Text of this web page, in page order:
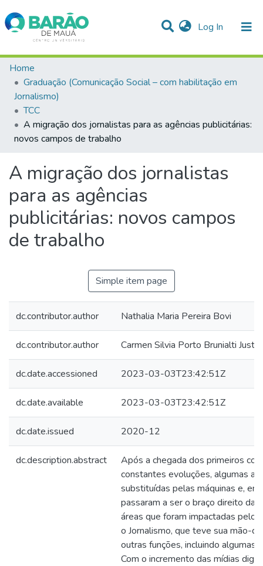
Log In (current)
Communities & Collections
Statistics
All of DSpace
Home
Graduação (Comunicação Social – com habilitação em
Jornalismo)
TCC
A migração dos jornalistas para as agências publicitárias:
novos campos de trabalho
A migração dos jornalistas
para as agências
publicitárias: novos campos
de trabalho
Simple item page
dc.contributor.author Nathalia Maria Pereira Bovi
dc.contributor.author Carmen Silvia Porto Brunialti Justo
dc.date.accessioned 2023-03-03T23:42:51Z
dc.date.available 2023-03-03T23:42:51Z
dc.date.issued 2020-12
dc.description.abstract
Após a chegada dos primeiros
constantes evoluções, algumas
substituídas pelas máquinas e,
passaram a ser o braço direito
áreas que foram impactadas pelo
o Jornalismo, que teve sua mão-
outras funções, incluindo algumas
Com o incremento das mídias